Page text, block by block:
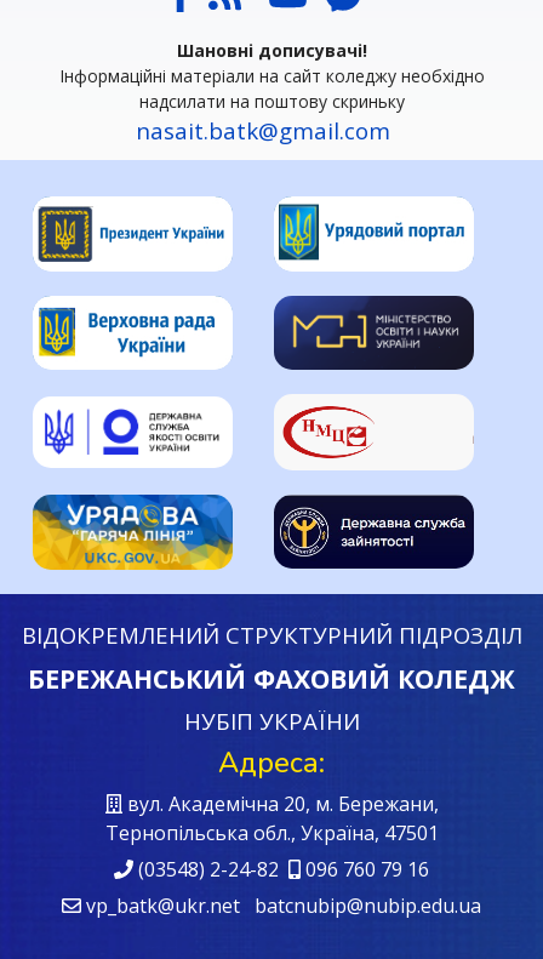
Шановні дописувачі!
Інформаційні матеріали на сайт коледжу необхідно
надсилати на поштову скриньку
nasait.batk@gmail.com
ВІДОКРЕМЛЕНИЙ СТРУКТУРНИЙ ПІДРОЗДІЛ
БЕРЕЖАНСЬКИЙ ФАХОВИЙ КОЛЕДЖ
НУБІП УКРАЇНИ
Адреса:
вул. Академічна 20, м. Бережани,
Тернопільська обл., Україна, 47501
(03548) 2-24-82
096 760 79 16
vp_batk@ukr.net batcnubip@nubip.edu.ua